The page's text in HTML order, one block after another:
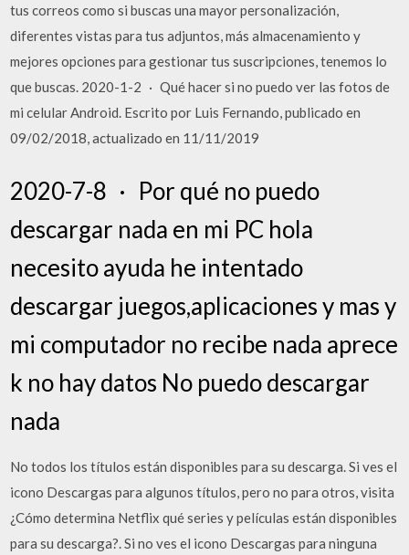
tus correos como si buscas una mayor personalización,
diferentes vistas para tus adjuntos, más almacenamiento y
mejores opciones para gestionar tus suscripciones, tenemos lo
que buscas. 2020-1-2 · Qué hacer si no puedo ver las fotos de
mi celular Android. Escrito por Luis Fernando, publicado en
09/02/2018, actualizado en 11/11/2019
2020-7-8 · Por qué no puedo
descargar nada en mi PC hola
necesito ayuda he intentado
descargar juegos,aplicaciones y mas y
mi computador no recibe nada aprece
k no hay datos No puedo descargar
nada
No todos los títulos están disponibles para su descarga. Si ves el
icono Descargas para algunos títulos, pero no para otros, visita
¿Cómo determina Netflix qué series y películas están disponibles
para su descarga?. Si no ves el icono Descargas para ninguna